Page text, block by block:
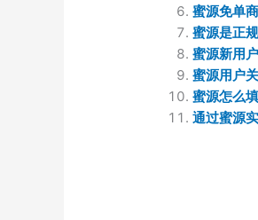
蜜源免单
蜜源是正
蜜源新用
蜜源用户
蜜源怎么
通过蜜源